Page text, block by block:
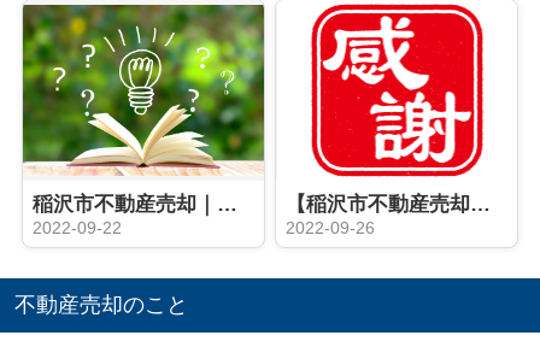
稲沢市不動産売却｜遺産分割とは？
2022-09-22
【稲沢市不動産売却】稲沢市祖父江町三丸渕 土地 ご契約誠にありがとうございます！！
2022-09-26
不動産売却のこと